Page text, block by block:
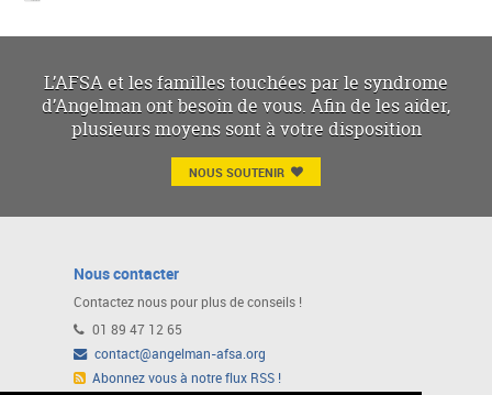
L’AFSA et les familles touchées par le syndrome
d’Angelman ont besoin de vous. Afin de les aider,
plusieurs moyens sont à votre disposition
NOUS SOUTENIR
Nous contacter
Contactez nous pour plus de conseils !
01 89 47 12 65
contact@angelman-afsa.org
Abonnez vous à notre flux RSS !